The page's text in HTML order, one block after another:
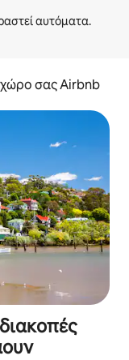
σας Airbnb